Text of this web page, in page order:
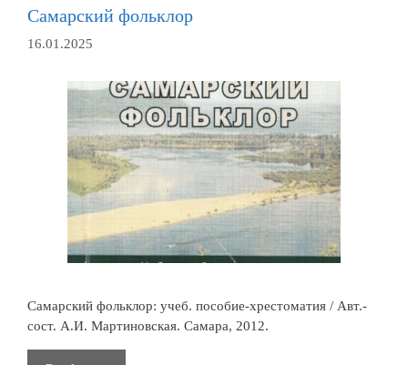
Самарский фольклор
16.01.2025
Самарский фольклор: учеб. пособие-хрестоматия / Авт.-
сост. А.И. Мартиновская. Самара, 2012.